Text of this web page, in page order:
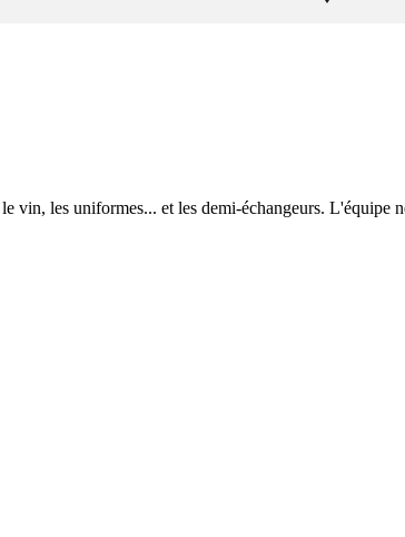
les uniformes... et les demi-échangeurs. L'équipe